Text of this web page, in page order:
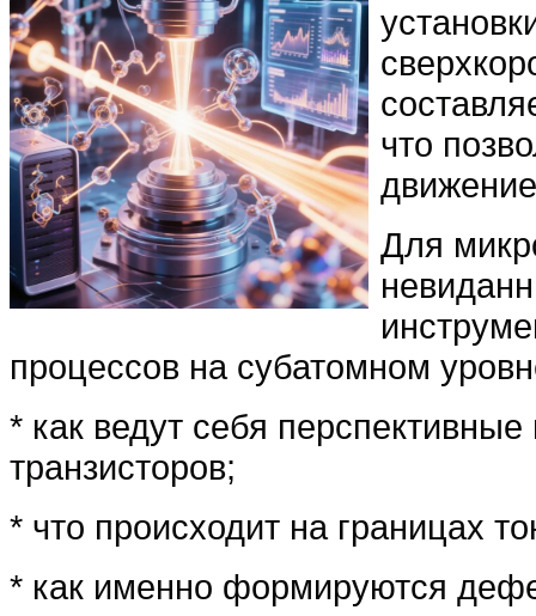
что
Для
процессов на субатомном
* как ведут себя
транзисторов;
* что происходит на границах
* как именно формируются